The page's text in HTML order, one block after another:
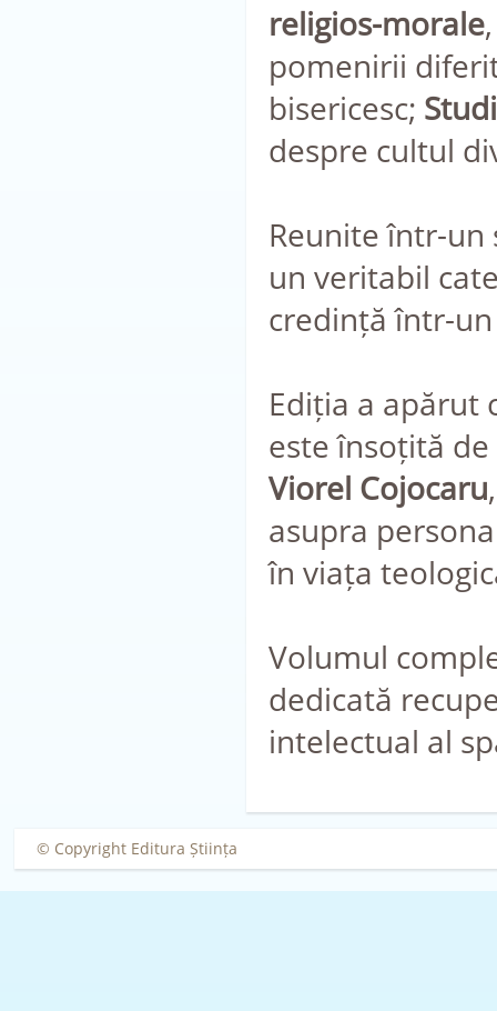
religios-morale
pomenirii
bisericesc;
despre cultul
Reunite într-
un veritabil
credință într-
Ediția a apărut
este însoțită
Viorel Cojocaru
asupra
în viața
Volumul
dedicată
intelectual al
© Copyright Editura Știința